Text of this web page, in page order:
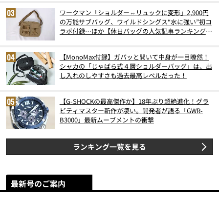
ワークマン「ショルダー⇔リュックに変形」2,900円
の万能サブバッグ、ワイルドシングス“水に強い”初コ
ラボ付録…ほか【休日バッグの人気記事ランキングベ
【MonoMax付録】ガバッと開いて中身が一目瞭然！
シャカの「じゃばら式４層ショルダーバッグ」は、出
し入れのしやすさも過去最高レベルだった！
【G-SHOCKの最高傑作か】18年ぶり超絶進化！グラ
ビティマスター新作が凄い。開発者が語る「GWR-
B3000」最新ムーブメントの衝撃
ランキング一覧を見る
最新号のご案内